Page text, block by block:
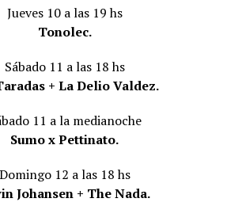
Jueves 10 a las 19 hs
Tonolec.
Sábado 11 a las 18 hs
+ La Delio Valdez.
11 a la medianoche
Sumo x Pettinato.
Domingo 12 a las 18 hs
Johansen + The Nada.